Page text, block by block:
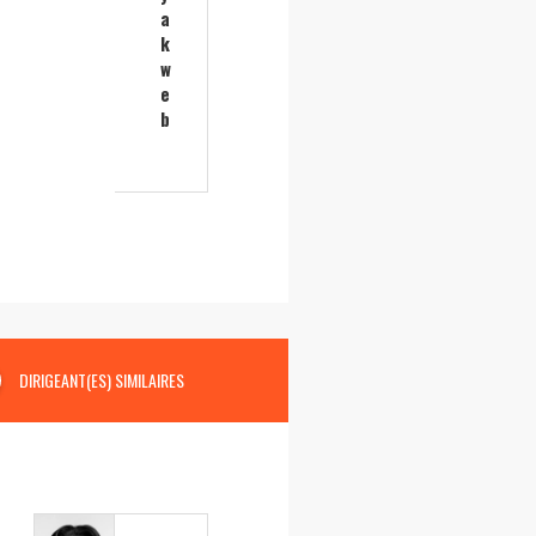
a
k
w
e
b
DIRIGEANT(ES) SIMILAIRES